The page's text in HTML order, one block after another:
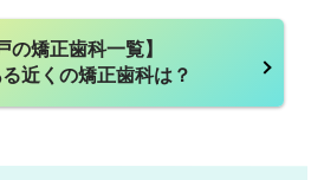
の矯正歯科一覧】
近くの矯正歯科は？